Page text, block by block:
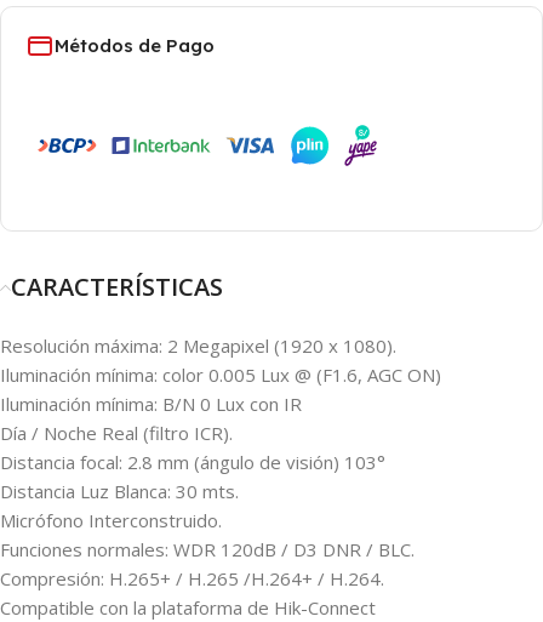
Métodos de Pago
CARACTERÍSTICAS
Resolución máxima: 2 Megapixel (1920 x 1080).
Iluminación mínima: color 0.005 Lux @ (F1.6, AGC ON)
Iluminación mínima: B/N 0 Lux con IR
Día / Noche Real (filtro ICR).
Distancia focal: 2.8 mm (ángulo de visión) 103°
Distancia Luz Blanca: 30 mts.
Micrófono Interconstruido.
Funciones normales: WDR 120dB / D3 DNR / BLC.
Compresión: H.265+ / H.265 /H.264+ / H.264.
Compatible con la plataforma de Hik-Connect